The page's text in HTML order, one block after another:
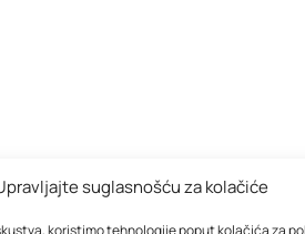
suglasnošću za kolačiće
koristimo tehnologije poput kolačića za